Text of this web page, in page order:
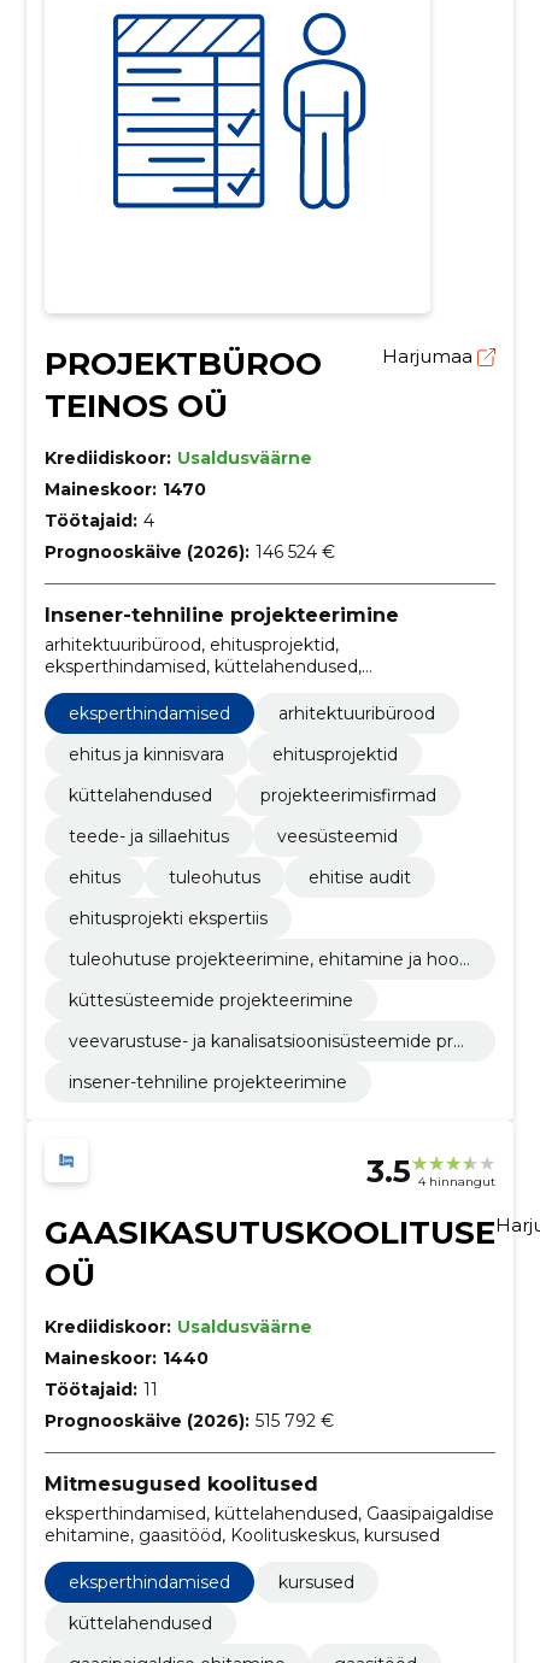
PROJEKTBÜROO
TEINOS OÜ
Harjumaa
Krediidiskoor: Usaldusväärne
Maineskoor: 1470
Töötajaid: 4
Prognooskäive (2026): 146 524 €
Insener-tehniline projekteerimine
arhitektuuribürood, ehitusprojektid,
eksperthindamised, küttelahendused,
projekteerimisfirmad, teede- ja sillaehitus,
veesüsteemid, ehitus, tuleohutus, Ehitise audit
eksperthindamised
arhitektuuribürood
ehitus ja kinnisvara
ehitusprojektid
küttelahendused
projekteerimisfirmad
teede- ja sillaehitus
veesüsteemid
ehitus
tuleohutus
ehitise audit
ehitusprojekti ekspertiis
tuleohutuse projekteerimine, ehitamine ja hool
küttesüsteemide projekteerimine
veevarustuse- ja kanalisatsioonisüsteemide proj
insener-tehniline projekteerimine
3.5 4 hinnangut
GAASIKASUTUSKOOLITUSE
OÜ
Krediidiskoor: Usaldusväärne
Maineskoor: 1440
Töötajaid: 11
Prognooskäive (2026): 515 792 €
Mitmesugused koolitused
eksperthindamised, küttelahendused, Gaasipaigaldise
ehitamine, gaasitööd, Koolituskeskus, kursused
eksperthindamised
kursused
küttelahendused